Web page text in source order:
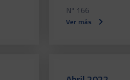
Nº 166
Ver más